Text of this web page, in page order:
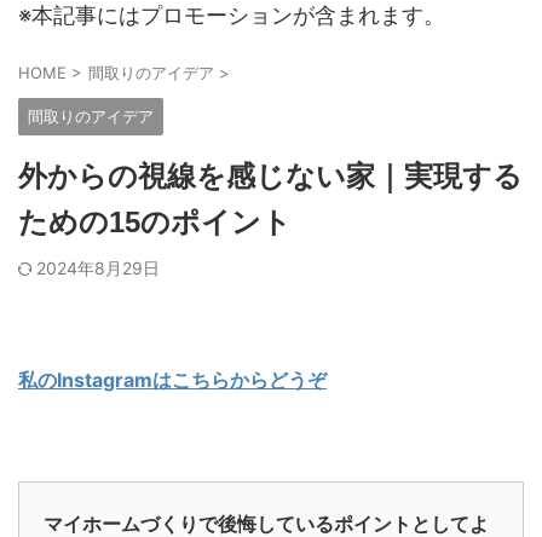
※本記事にはプロモーションが含まれます。
HOME > 間取りのアイデア >
間取りのアイデア
外からの視線を感じない家｜実現する
ための15のポイント
2024年8月29日
私のInstagramはこちらからどうぞ
マイホームづくりで後悔しているポイントとしてよ